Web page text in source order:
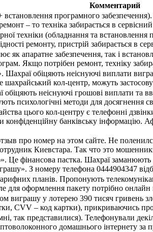
Комментарий
встановлення програмного
– то техніка забирається в
техніки (обладнання та встановлення
ремонту, пристрій забирається в
як апаратне забезпечення, так і
Якщо потрібен ремонт, техніку
обіцяють неіснуючі виплати
кол-центр, можуть
неіснуючі грошові виплати та
психологічні методи для досягнення
цього кол-центру є телефонні
банківську інформацію.
про номер на этом сайте. Не
Киевстара. Так что это
Це фінансова пастка. Шахраї
З номеру телефона 0444904347
планів. Пропонують
для оформлення пакету потрібно
виграшу у лотерею 390 тисяч гривень
CVV – код картки), прикриваючись
так представилися). Телефонували
домашнього інтернету за